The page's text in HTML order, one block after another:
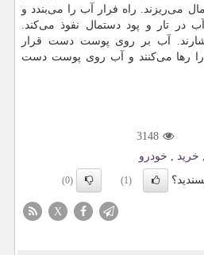
می‌ریزند. راه فرار آب را می‌بندد و
در تار و پود دستمال نفوذ می‌کند.
آب بر روی پوست دست قرار
را رها می‌کنند و آب روی پوست دست
3148
, خرید , خودرو
(1)
(0)
X